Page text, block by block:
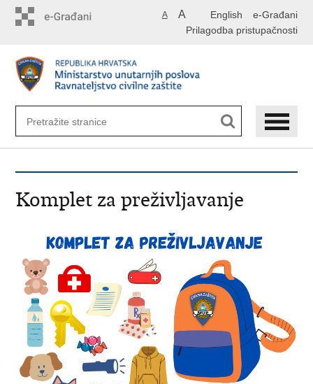
English e-Građani
A A
Prilagodba pristupačnosti
Komplet za preživljavanje